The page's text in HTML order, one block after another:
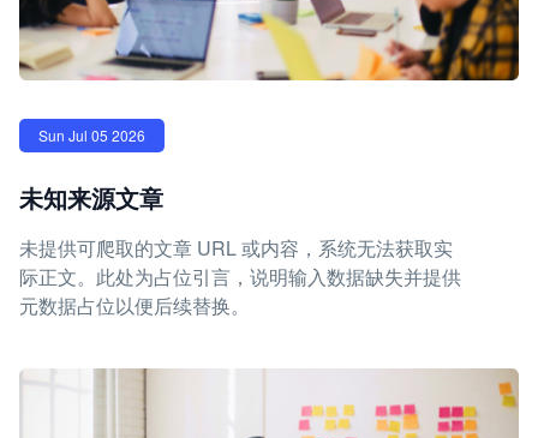
Sun Jul 05 2026
未知来源文章
未提供可爬取的文章 URL 或内容，系统无法获取实
际正文。此处为占位引言，说明输入数据缺失并提供
元数据占位以便后续替换。